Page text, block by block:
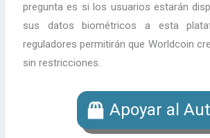
pregunta es si los usuarios estarán
sus datos biométricos a esta
reguladores permitirán que Worldcoin
sin restricciones.
Apoyar al